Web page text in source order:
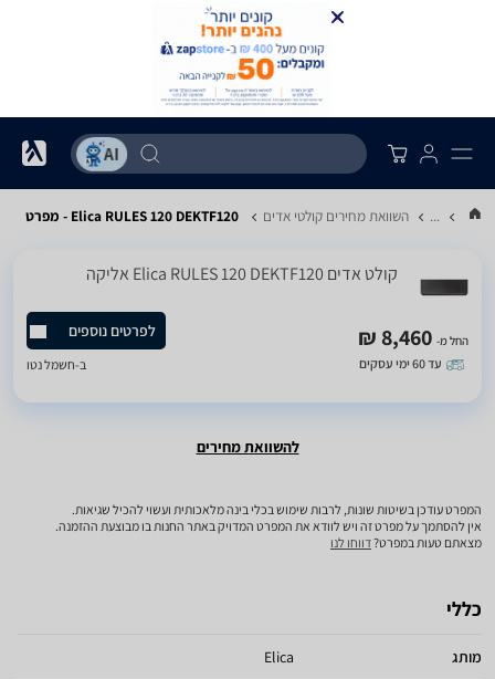
... השוואת מחירים קולטי אדים Elica RULES 120 DEKTF120 - מפרט
קולט אדים Elica RULES 120 DEKTF120 אליקה
החל מ- 8,460 ₪
עד 60 ימי עסקים
לפרטים נוספים
ב-חשמל נטו
להשוואת מחירים
המפרט עודכן בשיטות שונות, לרבות שימוש בכלי בינה מלאכותית ועשוי להכיל שגיאות.
אין להסתמך על מפרט זה ויש לוודא את המפרט המדויק באתר החנות בו מבוצעת ההזמנה.
מצאתם טעות במפרט?דווחו לנו
כללי
מותג Elica